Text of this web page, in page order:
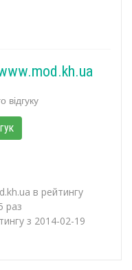
в рейтингу
раз
з 2014-02-19